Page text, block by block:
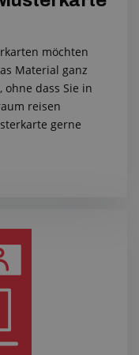
möchten
Material ganz
dass Sie in
reisen
gerne